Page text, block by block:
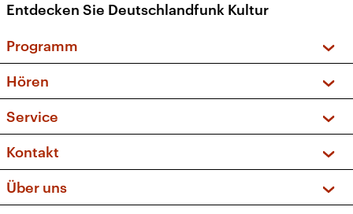
Entdecken Sie Deutschlandfunk Kultur
Programm
Sendungen und Podcasts
Musikliste
Kakadu – Das Kinderprogramm
Hören
Frequenzen (UKW + DAB+)
Service
FAQ
Apps
Newsletter
Kontakt
Social Media
Über uns